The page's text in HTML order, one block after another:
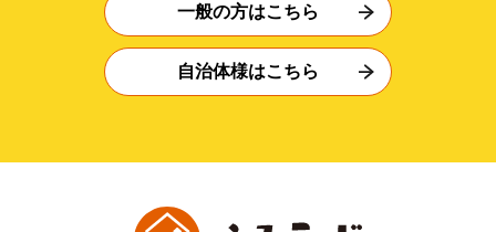
一般の方はこちら
自治体様はこちら